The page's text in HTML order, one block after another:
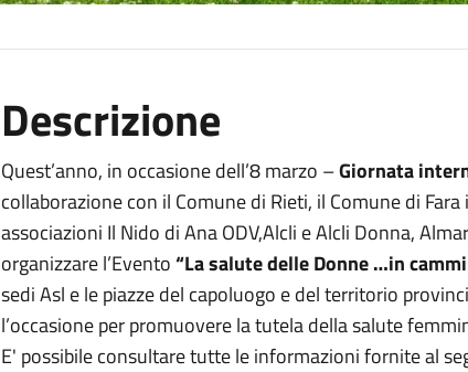
Descrizione
Quest’anno, in occasione dell’8 marzo –Giornata
collaborazione con il Comune di Rieti, il Comune di
associazioni Il Nido di Ana ODV,Alcli e Alcli Donna,
organizzare l’Evento“La salute delle Donne …in
sedi Asl e le piazze del capoluogo e del territorio
l’occasione per promuovere la tutela della salute
E' possibile consultare tutte le informazioni fornite al